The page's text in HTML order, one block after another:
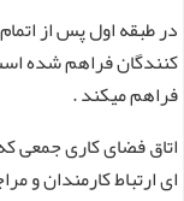
در طبقه اول پس از
کنندگان فراهم شده
فراهم میکند .
اتاق فضای کاری جمعی
ای ارتباط کارمندان و